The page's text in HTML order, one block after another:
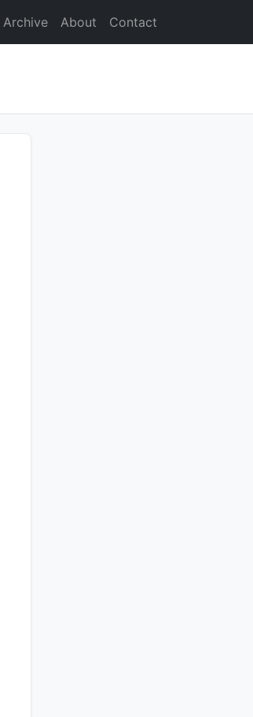
Archive About Contact